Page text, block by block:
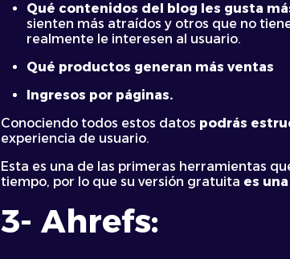
Qué contenidos del blog les gusta
sienten más atraídos y otros que no
realmente le interesen al usuario.
Qué productos generan más ventas
Ingresos por páginas.
Conociendo todos estos datos podrás
experiencia de usuario.
Esta es una de las primeras herramientas
tiempo, por lo que su versión gratuita es
3- Ahrefs: